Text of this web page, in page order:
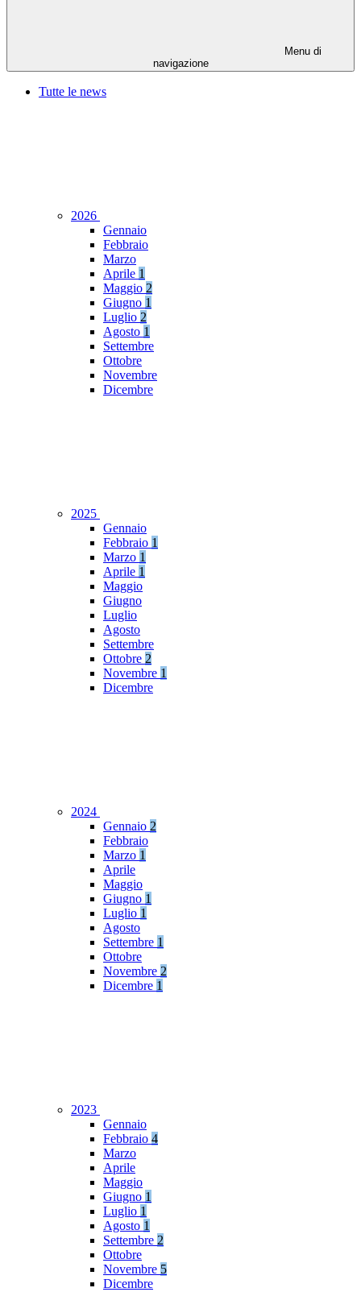
Menu di
navigazione
Tutte le news
2026
Gennaio
Febbraio
Marzo
Aprile 1
Maggio 2
Giugno 1
Luglio 2
Agosto 1
Settembre
Ottobre
Novembre
Dicembre
2025
Gennaio
Febbraio 1
Marzo 1
Aprile 1
Maggio
Giugno
Luglio
Agosto
Settembre
Ottobre 2
Novembre 1
Dicembre
2024
Gennaio 2
Febbraio
Marzo 1
Aprile
Maggio
Giugno 1
Luglio 1
Agosto
Settembre 1
Ottobre
Novembre 2
Dicembre 1
2023
Gennaio
Febbraio 4
Marzo
Aprile
Maggio
Giugno 1
Luglio 1
Agosto 1
Settembre 2
Ottobre
Novembre 5
Dicembre